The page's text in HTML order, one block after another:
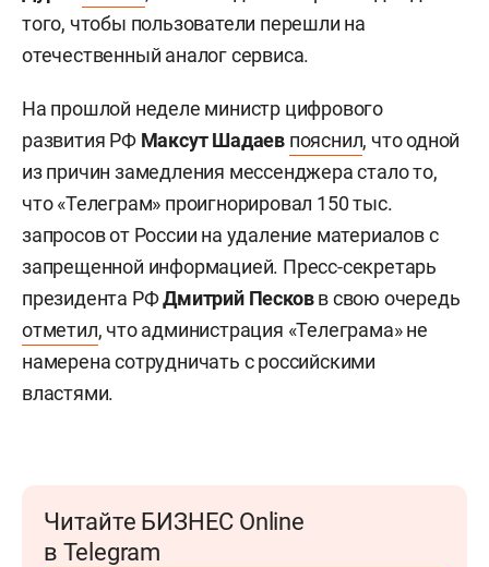
того, чтобы пользователи перешли на
отечественный аналог сервиса.
На прошлой неделе министр цифрового
развития РФ Максут Шадаев пояснил, что одной
из причин замедления мессенджера стало то,
что «Телеграм» проигнорировал 150 тыс.
запросов от России на удаление материалов с
запрещенной информацией. Пресс-секретарь
президента РФДмитрий Песковв свою очередь
отметил, что администрация «Телеграма» не
намерена сотрудничать с российскими
властями.
Читайте БИЗНЕС Online
в Telegram